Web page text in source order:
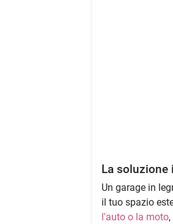
La soluzione
Un garage in
il tuo spazio
l'auto o la moto,